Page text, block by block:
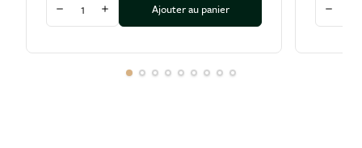
Diminuer la quantité
Augmenter la quantité
Ajouter au panier